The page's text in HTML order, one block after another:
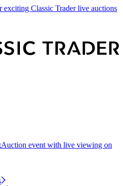
exciting Classic Trader live auctions
Auction event with live viewing on